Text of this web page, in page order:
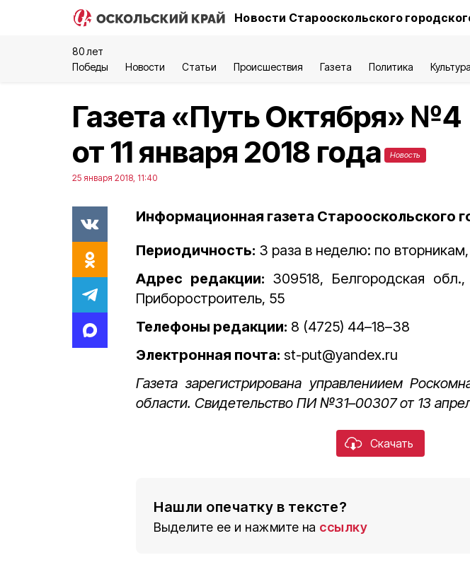
Новости Старооскольского
80 лет
Победы
Новости Статьи Происшествия Газета Политика Культура
Газета «Путь Октября» №4
от 11 января 2018 года
Новость
25 января 2018, 11:40
Информационная газета Старооскольского
Периодичность: 3 раза в неделю: по
Адрес редакции: 309518, Белгородская
Приборостроитель, 55
Телефоны редакции: 8 (4725) 44–18–38
Электронная почта: st-put@yandex.ru
Газета зарегистрирована управлениием
области. Свидетельство ПИ №31–00307 от 13
Скачать
Нашли опечатку в тексте?
Выделите ее и нажмите на ссылку